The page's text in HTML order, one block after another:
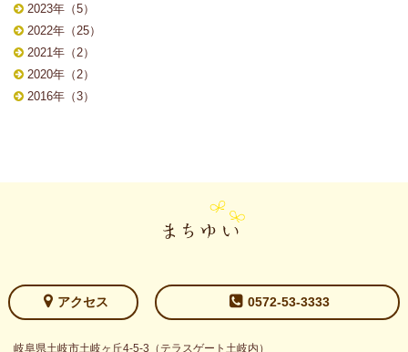
2023年（5）
2022年（25）
2021年（2）
2020年（2）
2016年（3）
アクセス 0572-53-3333
岐阜県土岐市土岐ヶ丘4-5-3（テラスゲート土岐内）